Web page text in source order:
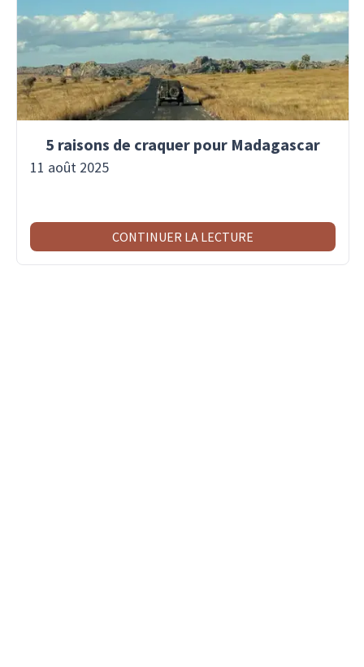
5 raisons de craquer pour Madagascar
11 août 2025
CONTINUER LA LECTURE